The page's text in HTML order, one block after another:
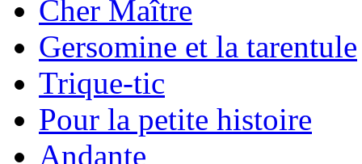
Cher Maître
Gersomine et la tarentule
Trique-tic
Pour la petite histoire
Andante